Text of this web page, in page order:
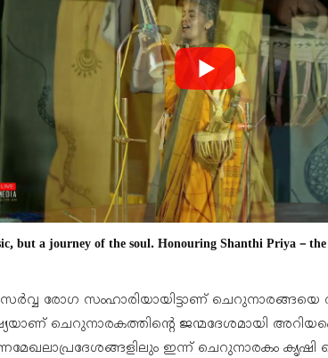
but a journey of the soul. Honouring Shanthi Priya –
രോഗ സംഹാരിയായിട്ടാണ് ചെറുനാരങ്ങയെ
ചെറുനാരകത്തിന്റെ ജന്മദേശമായി
ഇന്ന് ചെറുനാരകം